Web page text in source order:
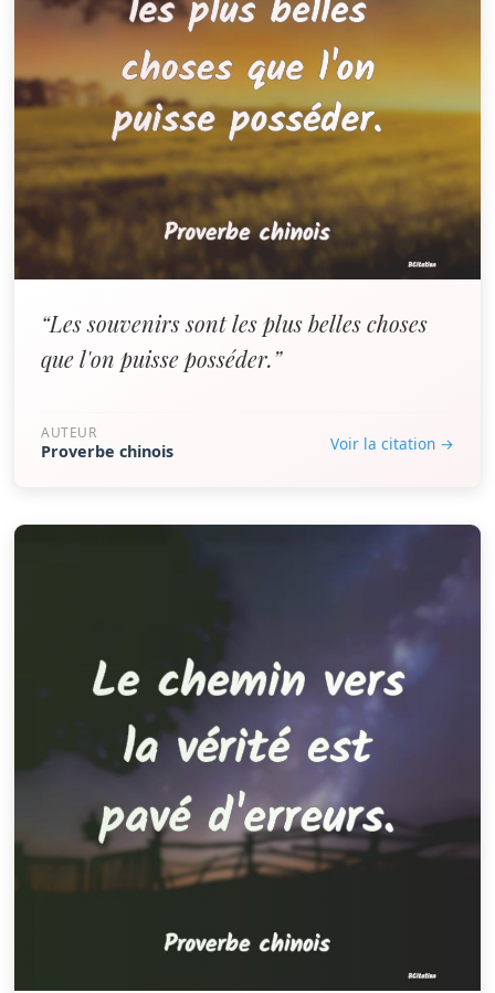
“Les souvenirs sont les plus belles choses
que l'on puisse posséder.”
AUTEUR
Proverbe chinois Voir la citation →